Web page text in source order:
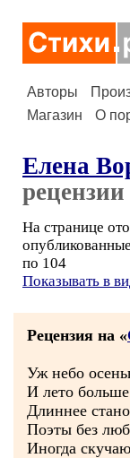
Авторы
Магазин
О
Елена
рецензии
На странице
по 104
Показывать в
Рецензия на «
Уж небо
И лето
Длиннее
Поэты без
Иногда